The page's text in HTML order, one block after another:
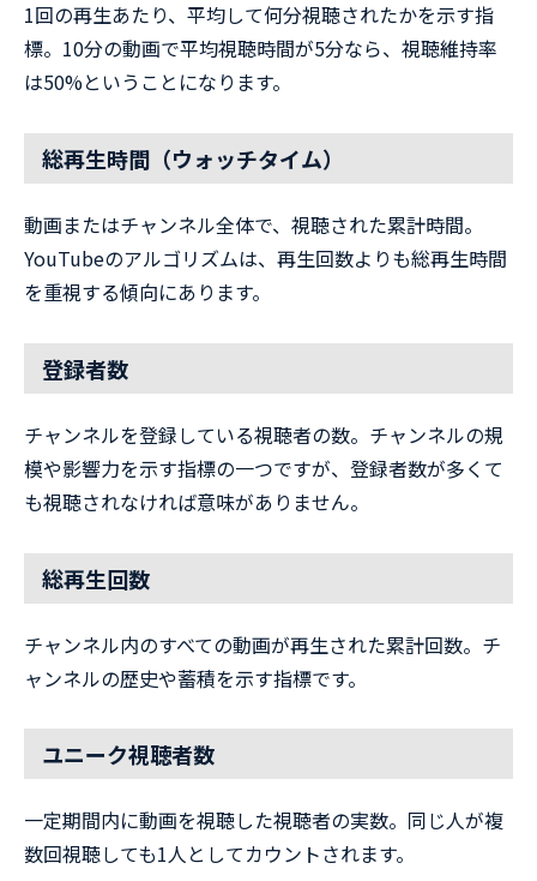
1回の再生あたり、平均して何分視聴されたかを示す指
標。10分の動画で平均視聴時間が5分なら、視聴維持率
は50%ということになります。
総再生時間（ウォッチタイム）
動画またはチャンネル全体で、視聴された累計時間。
YouTubeのアルゴリズムは、再生回数よりも総再生時間
を重視する傾向にあります。
登録者数
チャンネルを登録している視聴者の数。チャンネルの規
模や影響力を示す指標の一つですが、登録者数が多くて
も視聴されなければ意味がありません。
総再生回数
チャンネル内のすべての動画が再生された累計回数。チ
ャンネルの歴史や蓄積を示す指標です。
ユニーク視聴者数
一定期間内に動画を視聴した視聴者の実数。同じ人が複
数回視聴しても1人としてカウントされます。